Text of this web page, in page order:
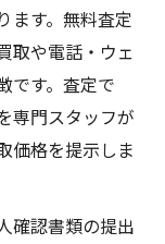
ます。無料査定
取や電話・ウェ
です。査定で
専門スタッフが
価格を提示しま
確認書類の提出